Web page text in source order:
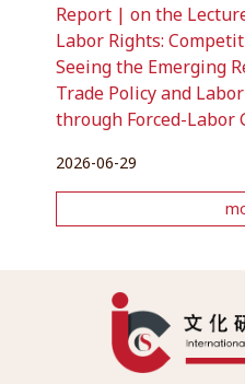
Report | on the
Labor Rights:
Seeing the Emerging
Trade Policy and
through Forced-Labor
2026-06-29